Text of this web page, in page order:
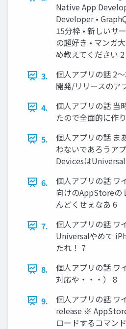
Native App
Developer •
15分枠 • 新しいサ
の超好き • マンガ
め教えてください 2
3.
個人アプリの話 2
開発/リリースのア
4.
個人アプリの話 当
たので全面的に作
5.
個人アプリの話 ま
わないであろうア
Devicesは
6.
個人アプリの話 ワ
向けのAppStoreの
んどくせぇなあ 6
7.
個人アプリの話 ワ
Universalやめて
たれ！ 7
8.
個人アプリの話 ワ
対応や・・・） 8
9.
個人アプリの話 ワ
release ※
ロードするコマン